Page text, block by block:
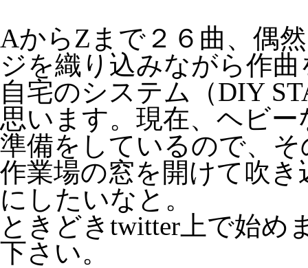
AからZまで２６曲、偶
ジを織り込みながら作
自宅のシステム（DIY
思います。現在、ヘビ
準備をしているので、
作業場の窓を開けて吹
にしたいなと。
ときどきtwitter上で始め
下さい。